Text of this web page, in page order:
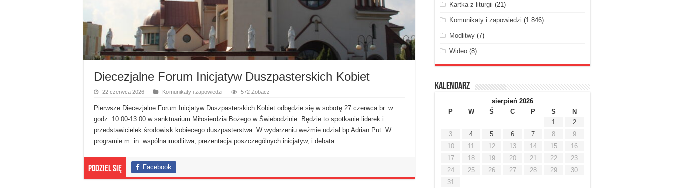
Diecezjalne Forum Inicjatyw Duszpasterskich Kobiet
22 czerwca 2026 Komunikaty i zapowiedzi 572 Zobacz
Pierwsze Diecezjalne Forum Inicjatyw Duszpasterskich Kobiet odbędzie się w sobotę 27 czerwca br. w
godz. 10.00-13.00 w sanktuarium Miłosierdzia Bożego w Świebodzinie. Będzie to spotkanie liderek i
przedstawicielek środowisk kobiecego duszpasterstwa. W wydarzeniu weźmie udział bp Adrian Put. W
programie m. in. wspólna modlitwa, prezentacja poszczególnych inicjatyw, i debata.
Podziel się Facebook
Kartka z liturgii (21)
Komunikaty i zapowiedzi (1 846)
Modlitwy(7)
Wideo(8)
Kalendarz
sierpień 2026
P
W Ś C P S
N
1
2
3
4 5 6 7 8
9
10
11 12 13 14 15
16
17
18 19 20 21 22
23
24
25 26 27 28 29
30
31